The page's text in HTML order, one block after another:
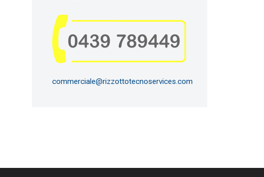
commerciale@rizzottotecnoservices.com